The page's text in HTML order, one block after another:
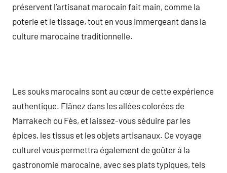
préservent l’artisanat marocain fait main, comme la
poterie et le tissage, tout en vous immergeant dans la
culture marocaine traditionnelle.
Les souks marocains sont au cœur de cette expérience
authentique. Flânez dans les allées colorées de
Marrakech ou Fès, et laissez-vous séduire par les
épices, les tissus et les objets artisanaux. Ce voyage
culturel vous permettra également de goûter à la
gastronomie marocaine, avec ses plats typiques, tels